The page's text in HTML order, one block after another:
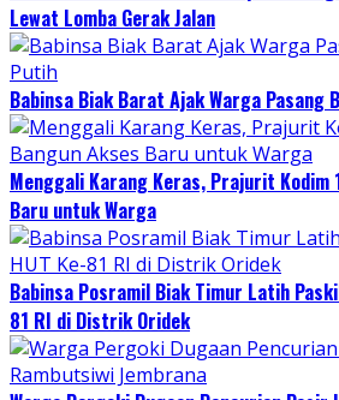
Lewat Lomba Gerak Jalan
Babinsa Biak Barat Ajak Warga Pasang
Menggali Karang Keras, Prajurit Kodim
Baru untuk Warga
Babinsa Posramil Biak Timur Latih
81 RI di Distrik Oridek